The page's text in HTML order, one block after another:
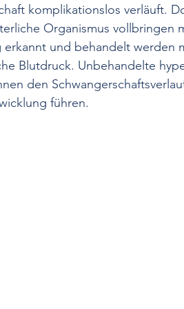
Stress Medikamentöse Therapie
kompli­kationslos verläuft.
Organismus vollbrin­gen
und behandelt werden
Blutdruck. Unbehandelte
den
führen.